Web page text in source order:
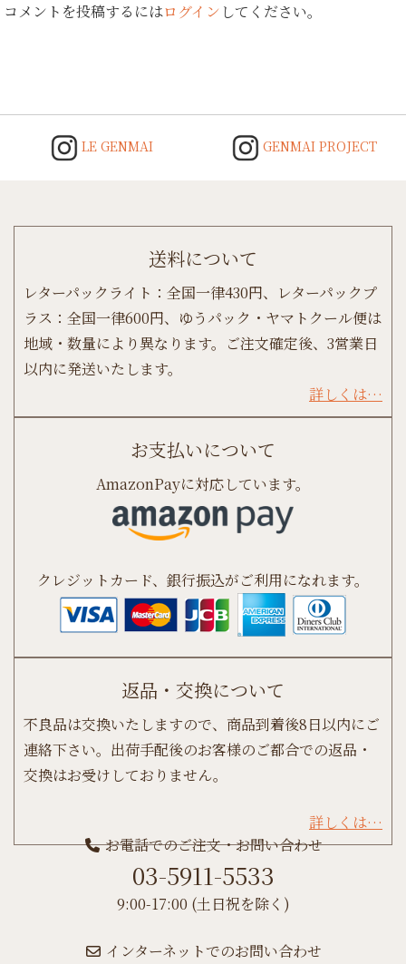
コメントを投稿するにはログイン してください。
LE GENMAI GENMAI PROJECT
送料について
レターパックライト：全国一律430円、レターパックプ
ラス：全国一律600円、ゆうパック・ヤマトクール便は
地域・数量により異なります。ご注文確定後、3営業日
以内に発送いたします。
詳しくは…
お支払いについて
AmazonPayに対応しています。
クレジットカード、銀行振込がご利用になれます。
返品・交換について
不良品は交換いたしますので、商品到着後8日以内にご
連絡下さい。出荷手配後のお客様のご都合での返品・
交換はお受けしておりません。
詳しくは…
お電話でのご注文・お問い合わせ
03-5911-5533
9:00-17:00 (土日祝を除く)
インターネットでのお問い合わせ